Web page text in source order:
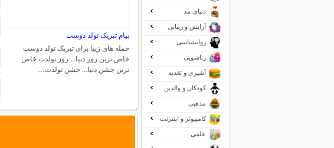
پیام تبریک تولد دوست
جمله های زیبا برای تبریک تولد دوست
خاص ترین روز دنیا... روز تولدت خاص
ترین جشن دنیا... جشن تولدت…
دنیای مد
آرایش و زیبایی
روانشناسی
زناشویی
آشپزی و تغذیه
کودکان و والدین
مذهبی
کامپیوتر و اینترنت
علمی